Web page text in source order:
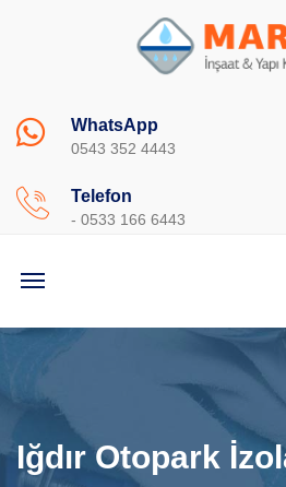
WhatsApp
0543 352 4443
Telefon
- 0533 166 6443
Iğdır Otopark